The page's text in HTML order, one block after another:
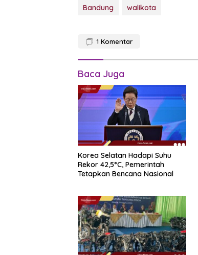
Bandung walikota
1 Komentar
Baca Juga
Korea Selatan Hadapi Suhu
Rekor 42,5°C, Pemerintah
Tetapkan Bencana Nasional